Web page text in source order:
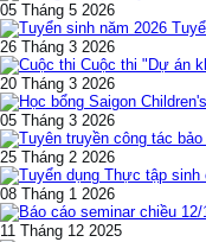
05 Tháng 5 2026
26 Tháng 3 2026
Cuộc thi "Dự án
20 Tháng 3 2026
05 Tháng 3 2026
25 Tháng 2 2026
08 Tháng 1 2026
11 Tháng 12 2025